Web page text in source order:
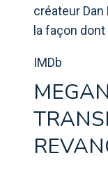
créateur
la façon
IMDb